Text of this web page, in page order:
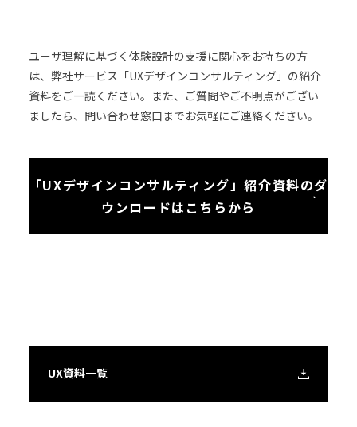
ユーザ理解に基づく体験設計の支援に関心をお持ちの方
は、弊社サービス「UXデザインコンサルティング」の紹介
資料をご一読ください。また、ご質問やご不明点がござい
ましたら、問い合わせ窓口までお気軽にご連絡ください。
「UXデザインコンサルティング」紹介資料のダ
ウンロードはこちらから
UX資料一覧